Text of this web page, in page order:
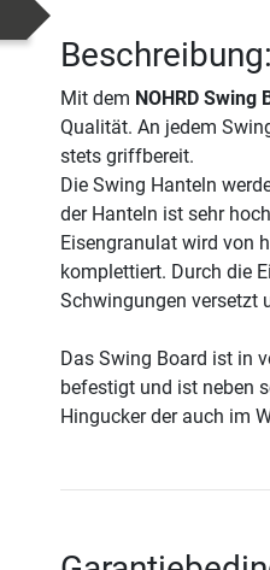
Mit dem NOHRD Swing
Qualität. An jedem
stets griffbereit.
Die Swing Hanteln
der Hanteln ist sehr
Eisengranulat wird von
komplettiert. Durch die
Schwingungen versetzt
Das Swing Board ist in
befestigt und ist neben
Hingucker der auch im